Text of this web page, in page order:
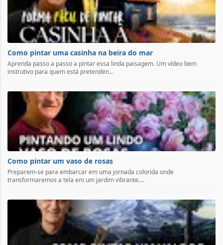
Como pintar uma casinha na beira do mar
Aprenda passo a passo a pintar essa linda paisagem. Um vídeo bem
instrutivo para quem está pretenden...
Como pintar um vaso de rosas
Preparem-se para embarcar em uma jornada colorida onde
transformaremos a tela em um jardim vibrante....